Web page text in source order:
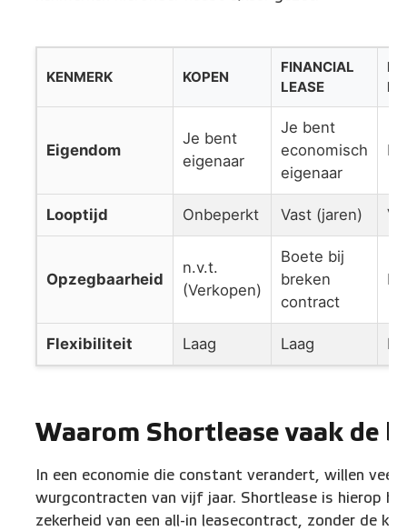
KENMERK KOPEN
FINANCIAL
LEASE
Eigendom
Je bent
eigenaar
Je bent
economisch
eigenaar
Looptijd Onbeperkt Vast (jaren)
Opzegbaarheid
n.v.t.
(Verkopen)
Boete bij
breken
contract
Flexibiliteit Laag Laag
Waarom Shortlease vaak de
In een economie die constant verandert, willen veel
wurgcontracten van vijf jaar. Shortlease is hierop
zekerheid van een all-in leasecontract, zonder de